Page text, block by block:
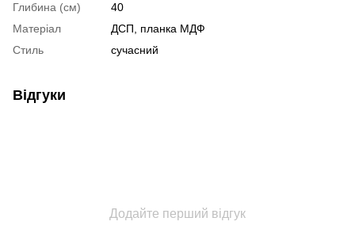
Глибина (см)
40
Матеріал
ДСП, планка МДФ
Стиль
сучасний
Відгуки
Додайте перший відгук